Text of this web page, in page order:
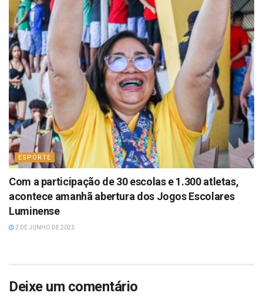
ESPORTE
Com a participação de 30 escolas e 1.300 atletas,
acontece amanhã abertura dos Jogos Escolares
Luminense
2 DE JUNHO DE 2023
Deixe um comentário